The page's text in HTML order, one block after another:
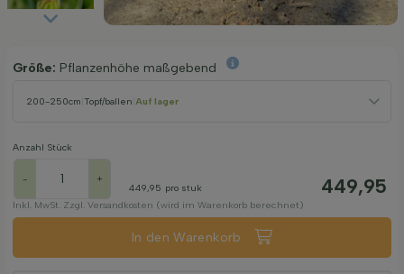
Größe: Pflanzenhöhe maßgebend
200-250cm Topf/ballen Auf lager
Anzahl Stück
- +
449,95 pro stuk 449,95
Inkl. MwSt. Zzgl. Versandkosten (wird im Warenkorb berechnet)
In den Warenkorb